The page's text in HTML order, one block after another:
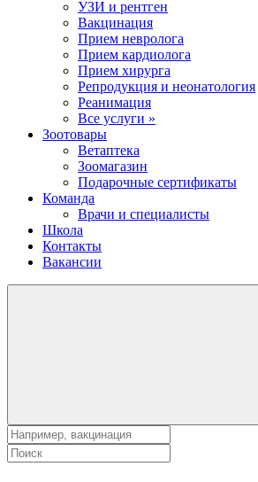
УЗИ и рентген
Вакцинация
Прием невролога
Прием кардиолога
Прием хирурга
Репродукция и неонатология
Реанимация
Все услуги »
Зоотовары
Ветаптека
Зоомагазин
Подарочные сертификаты
Команда
Врачи и специалисты
Школа
Контакты
Вакансии